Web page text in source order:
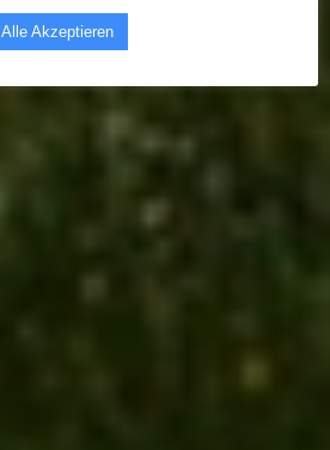
Alle Akzeptieren